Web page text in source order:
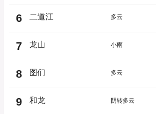
6 二道江 多云
7 龙山 小雨
8 图们 多云
9 和龙 阴转多云